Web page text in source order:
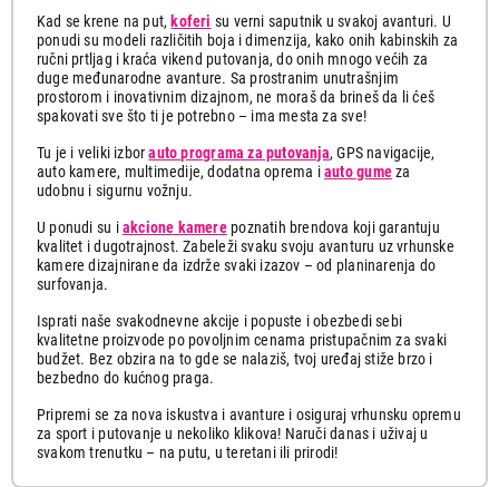
Kad se krene na put, koferi su verni saputnik u svakoj avanturi. U
ponudi su modeli različitih boja i dimenzija, kako onih kabinskih za
ručni prtljag i kraća vikend putovanja, do onih mnogo većih za
duge međunarodne avanture. Sa prostranim unutrašnjim
prostorom i inovativnim dizajnom, ne moraš da brineš da li ćeš
spakovati sve što ti je potrebno – ima mesta za sve!
Tu je i veliki izborauto programa za putovanja, GPS navigacije,
auto kamere, multimedije, dodatna oprema iauto gumeza
udobnu i sigurnu vožnju.
U ponudi su iakcione kamerepoznatih brendova koji garantuju
kvalitet i dugotrajnost. Zabeleži svaku svoju avanturu uz vrhunske
kamere dizajnirane da izdrže svaki izazov – od planinarenja do
surfovanja.
Isprati naše svakodnevne akcije i popuste i obezbedi sebi
kvalitetne proizvode po povoljnim cenama pristupačnim za svaki
budžet. Bez obzira na to gde se nalaziš, tvoj uređaj stiže brzo i
bezbedno do kućnog praga.
Pripremi se za nova iskustva i avanture i osiguraj vrhunsku opremu
za sport i putovanje u nekoliko klikova! Naruči danas i uživaj u
svakom trenutku – na putu, u teretani ili prirodi!